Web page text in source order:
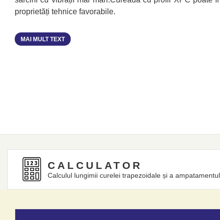
proprietăți tehnice favorabile.
MAI MULT TEXT
CALCULATOR
Calculul lungimii curelei trapezoidale și a